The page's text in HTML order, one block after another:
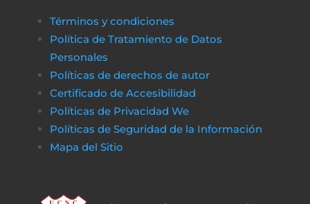
Términos y condiciones
Política de Tratamiento de Datos
Personales
Políticas de derechos de autor
Certificado de Accesibilidad
Políticas de Privacidad We
Políticas de Seguridad de la Información
Mapa del Sitio